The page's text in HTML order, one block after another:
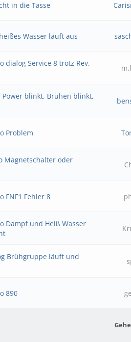
in die Tasse
Wasser läuft aus
dialog Service 8 trotz Rev.
Power blinkt, Brühen blinkt,
Problem
Magnetschalter oder
FNF1 Fehler 8
Dampf und Heiß Wasser
Brühgruppe läuft und
890